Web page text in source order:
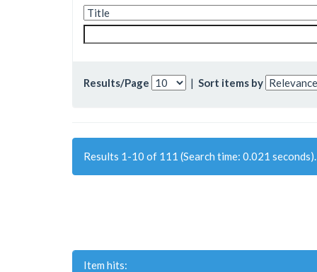
Results/Page | Sort items by
Results 1-10 of 111 (Search time: 0.021 seconds).
Item hits: